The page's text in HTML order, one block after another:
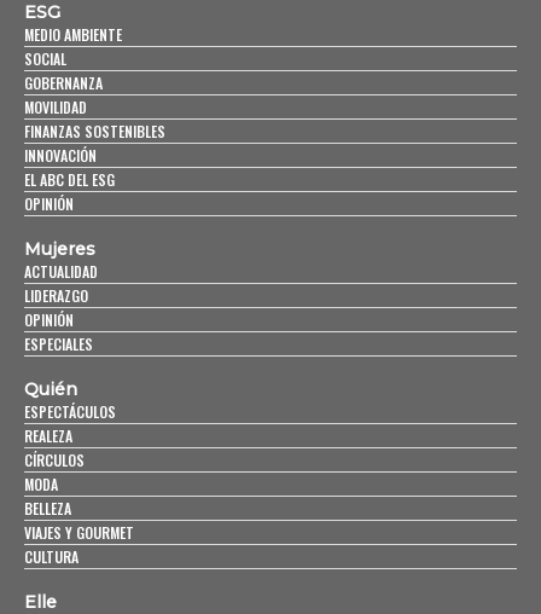
ESG
MEDIO AMBIENTE
SOCIAL
GOBERNANZA
MOVILIDAD
FINANZAS SOSTENIBLES
INNOVACIÓN
EL ABC DEL ESG
OPINIÓN
Mujeres
ACTUALIDAD
LIDERAZGO
OPINIÓN
ESPECIALES
Quién
ESPECTÁCULOS
REALEZA
CÍRCULOS
MODA
BELLEZA
VIAJES Y GOURMET
CULTURA
Elle